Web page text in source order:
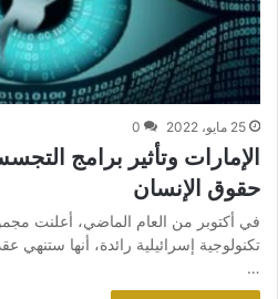
25 مايو، 2022 0
الإمارات وتأثير برامج
حقوق الإنسان
تكنولوجية إسرائيلية رائدة، أنها ستنهي
…